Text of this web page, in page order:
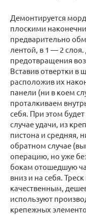
Демонтируется
плоскими
предварительно
лентой, в 1 — 2
предотвращения
Вставив отвертки в
расположив их
панели (ни в коем
проталкиваем
себя. При этом
случае удачи, из
пистона и средняя,
обратном случае
операцию, но уже
бокам отошедшую
вниз и на себя.
качественным,
используют
крепежных